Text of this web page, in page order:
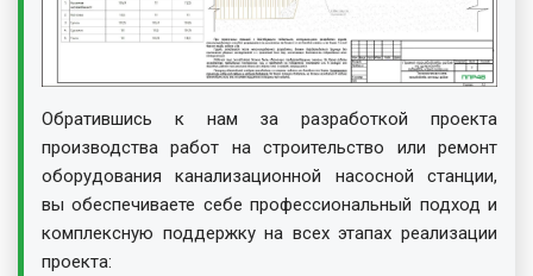
Обратившись к нам за разработкой проекта
производства работ на строительство или ремонт
оборудования канализационной насосной станции,
вы обеспечиваете себе профессиональный подход и
комплексную поддержку на всех этапах реализации
проекта: